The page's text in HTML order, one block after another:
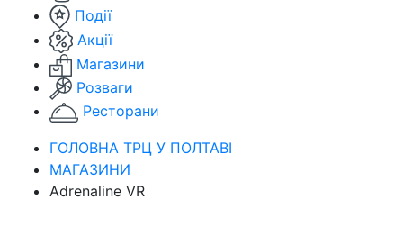
Події
Акції
Магазини
Розваги
Ресторани
ГОЛОВНА ТРЦ У ПОЛТАВІ
МАГАЗИНИ
Adrenaline VR